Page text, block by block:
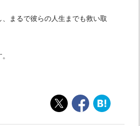
まるで彼らの人生までも救い取